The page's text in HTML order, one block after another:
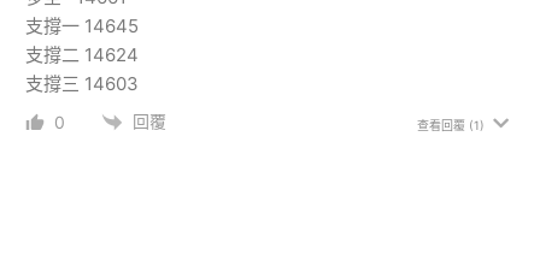
支撐一 14645
支撐二 14624
支撐三 14603
0 回覆 查看回覆 (1)